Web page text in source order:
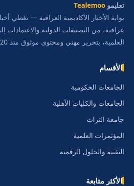
تعليمو Tealemoo
عراقية، من التصنيفات الدولية والاعتمادات
العلمية، بتحرير مهني ومحتوى موثوق منذ 2020.
الأقسام
الجامعات الحكومية
الجامعات والكليات الأهلية
جامعة التراث
المؤتمرات العلمية
التقنية والحلول الرقمية
الأكثر متابعة